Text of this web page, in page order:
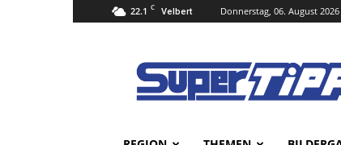
22.1 C Velbert Donnerstag, 06. August 2026
Tipp
Online